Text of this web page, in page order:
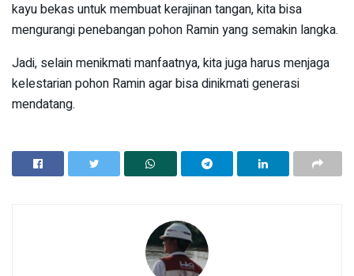
kayu bekas untuk membuat kerajinan tangan, kita bisa
mengurangi penebangan pohon Ramin yang semakin langka.
Jadi, selain menikmati manfaatnya, kita juga harus menjaga
kelestarian pohon Ramin agar bisa dinikmati generasi
mendatang.